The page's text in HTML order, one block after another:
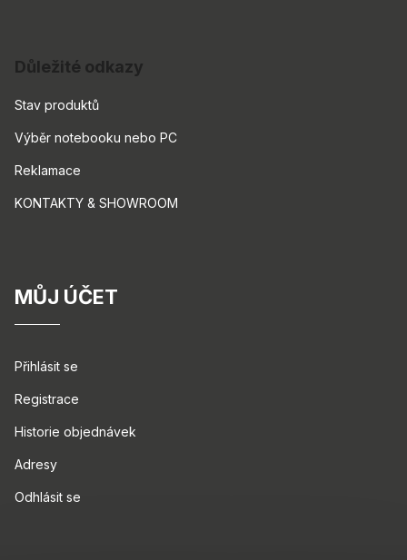
Důležité odkazy
Stav produktů
Výběr notebooku nebo PC
Reklamace
KONTAKTY & SHOWROOM
MŮJ ÚČET
Přihlásit se
Registrace
Historie objednávek
Adresy
Odhlásit se